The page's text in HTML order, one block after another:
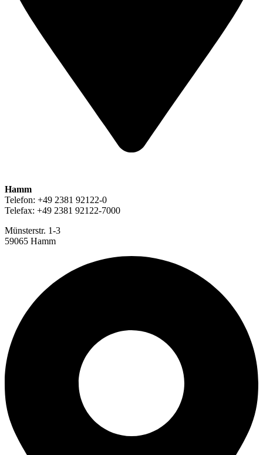
Hamm
Telefon: +49 2381 92122-0
Telefax: +49 2381 92122-7000
Münsterstr. 1-3
59065 Hamm